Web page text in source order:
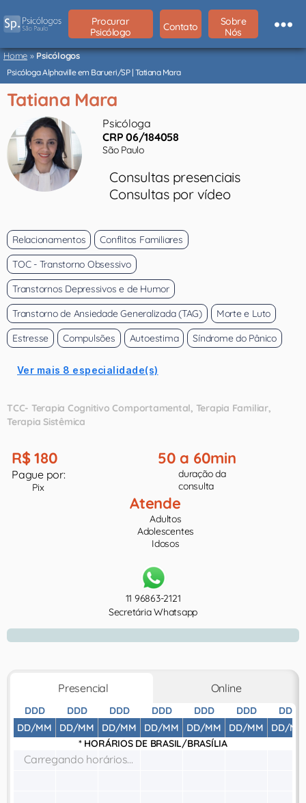
São
Paulo
Procurar
Psicólogo
Contato
Sobre
Nós
Home»Psicólogos
Psicóloga Alphaville em Barueri/SP | Tatiana Mara
Tatiana Mara
Psicóloga
CRP 06/184058
São Paulo
Consultas presenciais
Consultas por vídeo
Relacionamentos
Conflitos Familiares
TOC - Transtorno Obsessivo
Transtornos Depressivos e de Humor
Transtorno de Ansiedade Generalizada (TAG)
Morte e Luto
Estresse
Compulsões Autoestima Síndrome do Pânico
Ver mais 8 especialidade(s)
TCC- Terapia Cognitivo Comportamental Terapia Familiar
Terapia Sistêmica
R$ 180
Pague por:
Pix
50 a 60min
duração da
consulta
Atende
Adultos
Adolescentes
Idosos
11 96863-2121
Secretária Whatsapp
Presencial Online
DDD
DD/MM
DDD
DD/MM
DDD
DD/MM
DDD
DD/MM
DDD
DD/MM
DDD
DD/MM
DDD
DD/MM
* HORÁRIOS DE BRASIL/BRASÍLIA
Carregando horários...